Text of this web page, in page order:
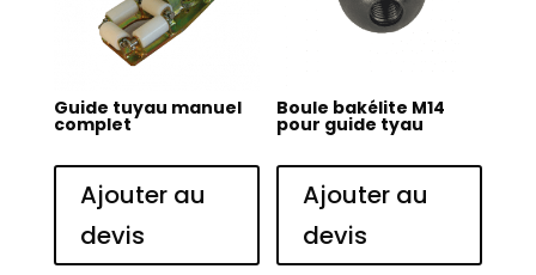
Guide tuyau manuel
complet
Ajouter au
devis
Boule bakélite M14
pour guide tyau
Ajouter au
devis